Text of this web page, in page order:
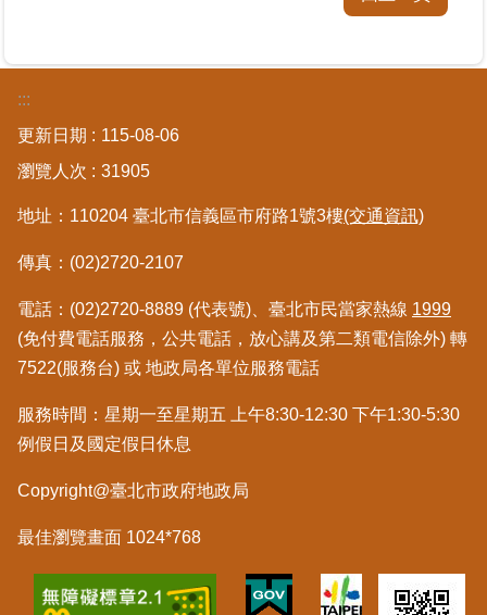
平
台
臺
北
政
總
管
＋
管
＋
地
雲
未
:::
更新日期
115-08-06
瀏覽人次
31905
地址：110204 臺北市信義區市府路1號3樓(交通資訊)
傳真：(02)2720-2107
電話：(02)2720-8889 (代表號)、臺北市民當家熱線 1999
(免付費電話服務，公共電話，放心講及第二類電信除外) 轉
7522(服務台) 或 地政局各單位服務電話
服務時間：星期一至星期五 上午8:30-12:30 下午1:30-5:30
例假日及國定假日休息
Copyright@臺北市政府地政局
最佳瀏覽畫面 1024*768